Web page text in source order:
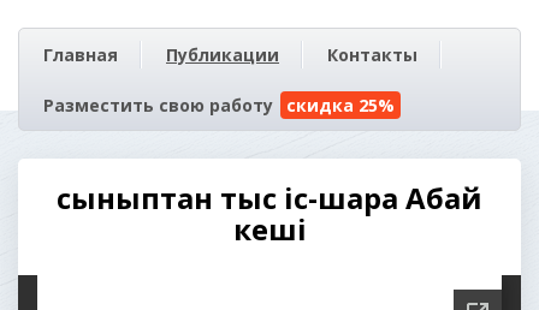
Главная Публикации Контакты
Разместить свою работу скидка 25%
сыныптан тыс іс-шара Абай
кеші